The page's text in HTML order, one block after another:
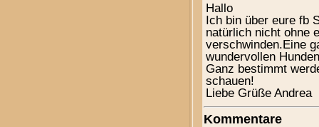
Hallo
Ich bin über eure fb
natürlich nicht ohne
verschwinden.Eine
wundervollen
Ganz bestimmt
schauen!
Liebe Grüße Andrea
Kommentare